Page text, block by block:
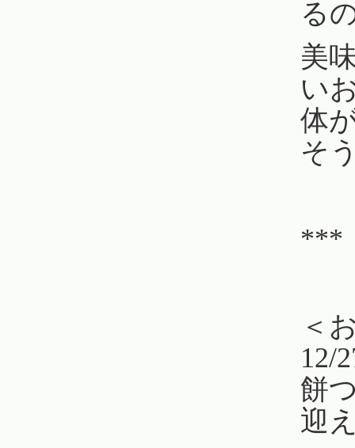
る
美
い
体
そ
***
＜
12/
餅
迎